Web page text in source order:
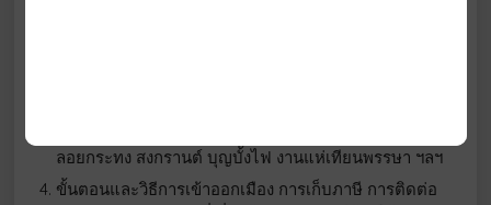
ลอยกระทง สงกรานต์ บุญบั้งไฟ งานแห่เทียนพรรษา ฯลฯ
ขั้นตอนและวิธีการเข้าออกเมือง การเก็บภาษี การติดต่อ